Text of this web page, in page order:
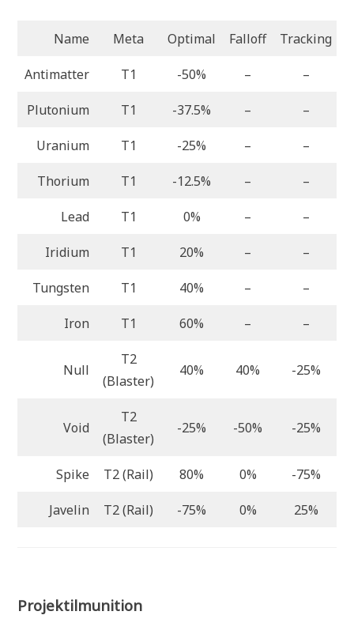
Name Meta Optimal Falloff Tracking
Antimatter T1 -50% – –
Plutonium T1 -37.5% – –
Uranium T1 -25% – –
Thorium T1 -12.5% – –
Lead T1 0% – –
Iridium T1 20% – –
Tungsten T1 40% – –
Iron T1 60% – –
Null
T2
(Blaster)
40% 40% -25%
Void
T2
(Blaster)
-25% -50% -25%
Spike T2 (Rail) 80% 0% -75%
Javelin T2 (Rail) -75% 0% 25%
Projektilmunition